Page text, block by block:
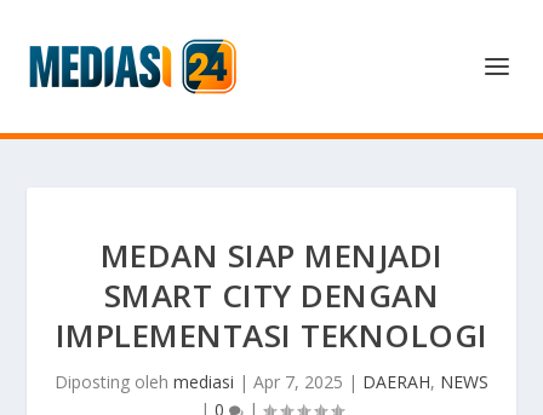
MEDAN SIAP MENJADI
SMART CITY DENGAN
IMPLEMENTASI TEKNOLOGI
Diposting oleh mediasi | Apr 7, 2025 | DAERAH, NEWS
| 0 |